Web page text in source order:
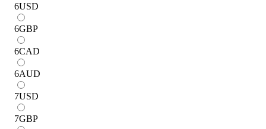
6USD
6GBP
6CAD
6AUD
7USD
7GBP